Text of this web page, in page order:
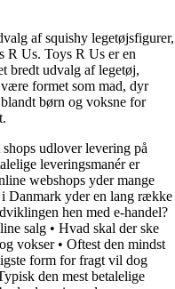
af squishy legetøjsfigurer,
R Us. Toys R Us er en
bredt udvalg af legetøj,
formet som mad, dyr
børn og voksne for
udlover levering på
leveringsmanér er
webshops yder mange
i Danmark yder en lang række
hen med e-handel?
salg • Hvad skal der ske
vokser• Oftest den mindst
form for fragt vil dog
den mest betalelige